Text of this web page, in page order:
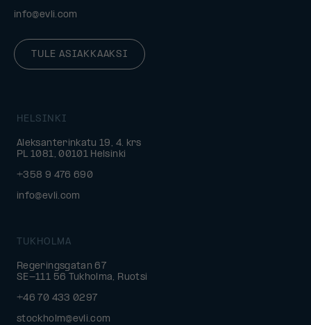
info@evli.com
TULE ASIAKKAAKSI
HELSINKI
Aleksanterinkatu 19, 4. krs
PL 1081, 00101 Helsinki
+358 9 476 690
info@evli.com
TUKHOLMA
Regeringsgatan 67
SE-111 56 Tukholma, Ruotsi
+46 70 433 0297
stockholm@evli.com